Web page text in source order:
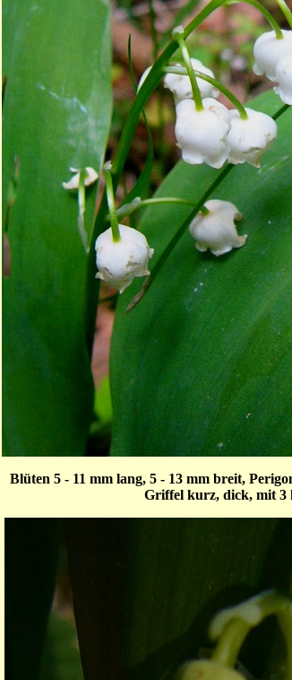
Blüten 5 - 11 mm lang, 5 - 13 mm breit,
Griffel kurz, dick, mit 3